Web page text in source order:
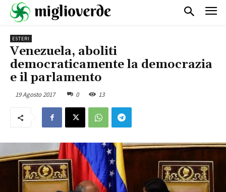
ESTERI
Venezuela, aboliti
democraticamente la democrazia
e il parlamento
19 Agosto 2017 0 13